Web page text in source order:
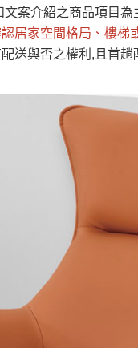
文案介紹之商品項目為
居家空間格局、 樓梯
送與否之權利,且首趟
免 運 費
＊A108產品另收運費
：免運費
：NT$500元
您電話聯絡或E-Mail
無現貨我們客服會再
遠地區恕無法提供運
殊地型限制(山區、鄉
掛服務，若需以吊車
般快速到貨商品，無
以節省您的寶貴時間。
送至百貨公司內部。